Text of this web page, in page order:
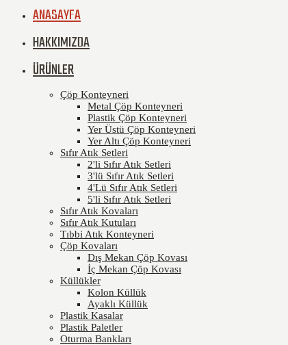
ANASAYFA
HAKKIMIZDA
ÜRÜNLER
Çöp Konteyneri
Metal Çöp Konteyneri
Plastik Çöp Konteyneri
Yer Üstü Çöp Konteyneri
Yer Altı Çöp Konteyneri
Sıfır Atık Setleri
2'li Sıfır Atık Setleri
3'lü Sıfır Atık Setleri
4'Lü Sıfır Atık Setleri
5'li Sıfır Atık Setleri
Sıfır Atık Kovaları
Sıfır Atık Kutuları
Tıbbi Atık Konteyneri
Çöp Kovaları
Dış Mekan Çöp Kovası
İç Mekan Çöp Kovası
Küllükler
Kolon Küllük
Ayaklı Küllük
Plastik Kasalar
Plastik Paletler
Oturma Bankları